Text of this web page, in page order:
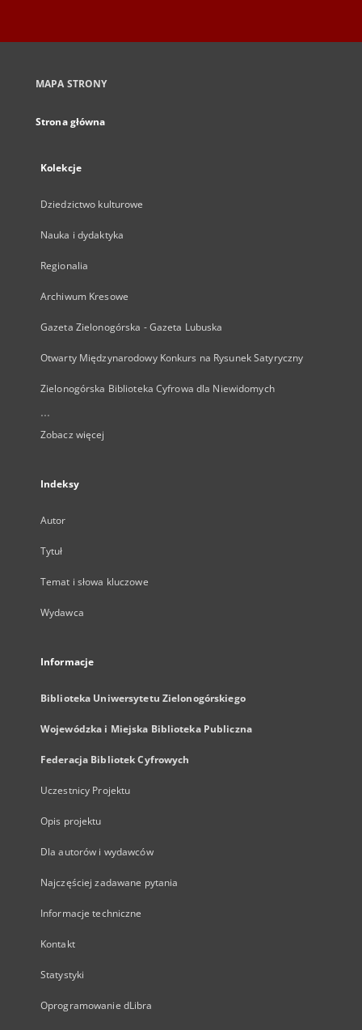
MAPA STRONY
Strona główna
Kolekcje
Dziedzictwo kulturowe
Nauka i dydaktyka
Regionalia
Archiwum Kresowe
Gazeta Zielonogórska - Gazeta Lubuska
Otwarty Międzynarodowy Konkurs na Rysunek Satyryczny
Zielonogórska Biblioteka Cyfrowa dla Niewidomych
...
Zobacz więcej
Indeksy
Autor
Tytuł
Temat i słowa kluczowe
Wydawca
Informacje
Biblioteka Uniwersytetu Zielonogórskiego
Wojewódzka i Miejska Biblioteka Publiczna
Federacja Bibliotek Cyfrowych
Uczestnicy Projektu
Opis projektu
Dla autorów i wydawców
Najczęściej zadawane pytania
Informacje techniczne
Kontakt
Statystyki
Oprogramowanie dLibra